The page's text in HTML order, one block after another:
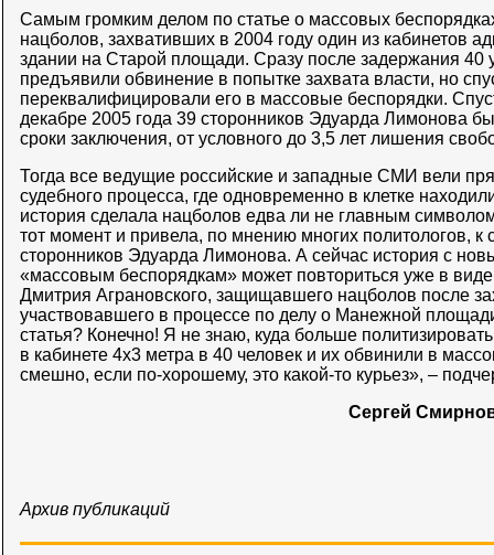
Самым громким делом по статье о массовых
нацболов, захвативших в 2004 году один из кабинетов
здании на Старой площади. Сразу после задержания 40
предъявили обвинение в попытке захвата власти, но
переквалифицировали его в массовые беспорядки.
декабре 2005 года 39 сторонников Эдуарда Лимонова
сроки заключения, от условного до 3,5 лет лишения
Тогда все ведущие российские и западные СМИ вели
судебного процесса, где одновременно в клетке
история сделала нацболов едва ли не главным
тот момент и привела, по мнению многих политологов,
сторонников Эдуарда Лимонова. А сейчас история с
«массовым беспорядкам» может повториться уже в
Дмитрия Аграновского, защищавшего нацболов после
участвовавшего в процессе по делу о Манежной
статья? Конечно! Я не знаю, куда больше
в кабинете 4х3 метра в 40 человек и их обвинили в
смешно, если по-хорошему, это какой-то курьез», –
Сергей
Архив публикаций